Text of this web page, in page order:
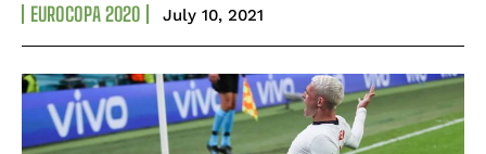
EUROCOPA 2020 July 10, 2021